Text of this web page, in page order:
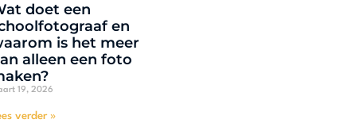
doet een
en
is het meer
alleen een foto
19, 2026
verder »